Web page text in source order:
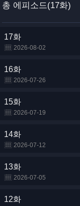
총 에피소드(17화)
17화
2026-08-02
16화
2026-07-26
15화
2026-07-19
14화
2026-07-12
13화
2026-07-05
12화